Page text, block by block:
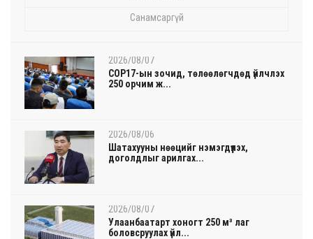
Санамсаргүй
2026/08/07
COP17-ын зочид, төлөөлөгчдөд үйлчлэх
250 орчим ж...
2026/08/06
Шатахууны нөөцийг нэмэгдүүлэх,
доголдлыг арилгах...
2026/08/07
Улаанбаатарт хоногт 250 м³ лаг
боловсруулах үйл...